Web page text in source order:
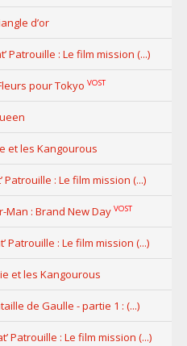
d’or
Patrouille : Le film mission (...)
pour Tokyo VOST
et les Kangourous
Patrouille : Le film mission (...)
Man : Brand New Day VOST
Patrouille : Le film mission (...)
et les Kangourous
de Gaulle - partie 1 : (...)
Patrouille : Le film mission (...)